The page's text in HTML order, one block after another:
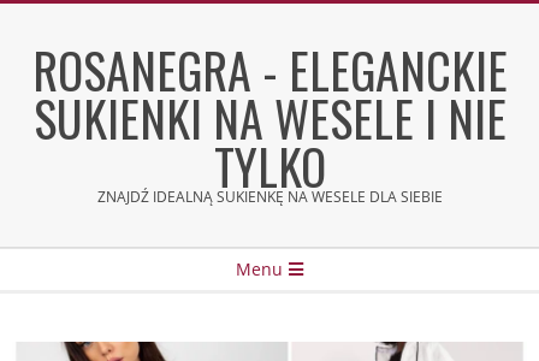
contentROSANEGRA - ELEGANCKIE
SUKIENKI NA WESELE I NIE
TYLKO
ZNAJDŹ IDEALNĄ SUKIENKĘ NA WESELE DLA SIEBIE
Menu